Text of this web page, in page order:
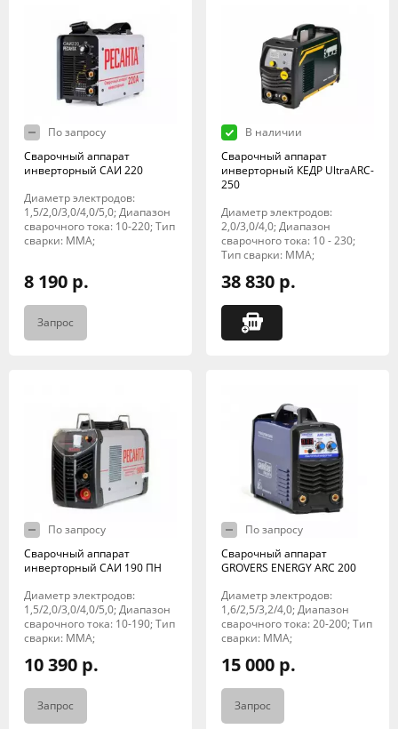
По запросу
Сварочный аппарат
инверторный САИ 220
Диаметр электродов:
1,5/2,0/3,0/4,0/5,0; Диапазон
сварочного тока: 10-220; Тип
сварки: MMA;
8 190 р.
Запрос
В наличии
Сварочный аппарат
инверторный КЕДР UltraARC-
250
Диаметр электродов:
2,0/3,0/4,0; Диапазон
сварочного тока: 10 - 230;
Тип сварки: MMA;
38 830 р.
По запросу
Сварочный аппарат
инверторный САИ 190 ПН
Диаметр электродов:
1,5/2,0/3,0/4,0/5,0; Диапазон
сварочного тока: 10-190; Тип
сварки: MMA;
10 390 р.
Запрос
По запросу
Сварочный аппарат
GROVERS ENERGY ARC 200
Диаметр электродов:
1,6/2,5/3,2/4,0; Диапазон
сварочного тока: 20-200; Тип
сварки: MMA;
15 000 р.
Запрос